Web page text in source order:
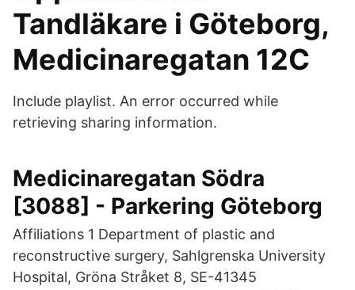
Tandläkare i Göteborg,
Medicinaregatan 12C
Include playlist. An error occurred while
retrieving sharing information.
Medicinaregatan Södra
[3088] - Parkering Göteborg
Affiliations 1 Department of plastic and
reconstructive surgery, Sahlgrenska University
Hospital, Gröna Stråket 8, SE-41345